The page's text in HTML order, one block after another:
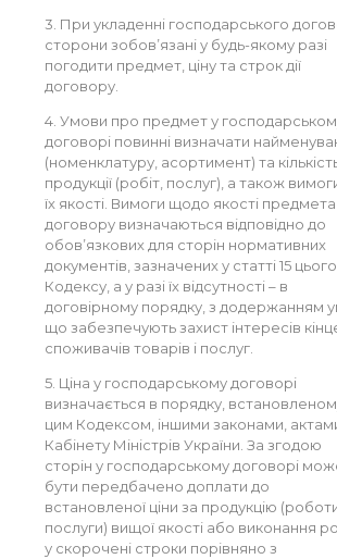
3. При укладенні господарського
сторони зобов’язані у будь-якому разі
погодити предмет, ціну та строк дії
договору.
4. Умови про предмет у
договорі повинні визначати
(номенклатуру, асортимент) та
продукції (робіт, послуг), а також
їх якості. Вимоги щодо якості предмета
договору визначаються відповідно до
обов’язкових для сторін нормативних
документів, зазначених у статті 15 цього
Кодексу, а у разі їх відсутності – в
договірному порядку, з додержанням
що забезпечують захист інтересів
споживачів товарів і послуг.
5. Ціна у господарському договорі
визначається в порядку,
цим Кодексом, іншими законами,
Кабінету Міністрів України. За згодою
сторін у господарському договорі
бути передбачено доплати до
встановленої ціни за продукцію
послуги) вищої якості або виконання
у скорочені строки порівняно з